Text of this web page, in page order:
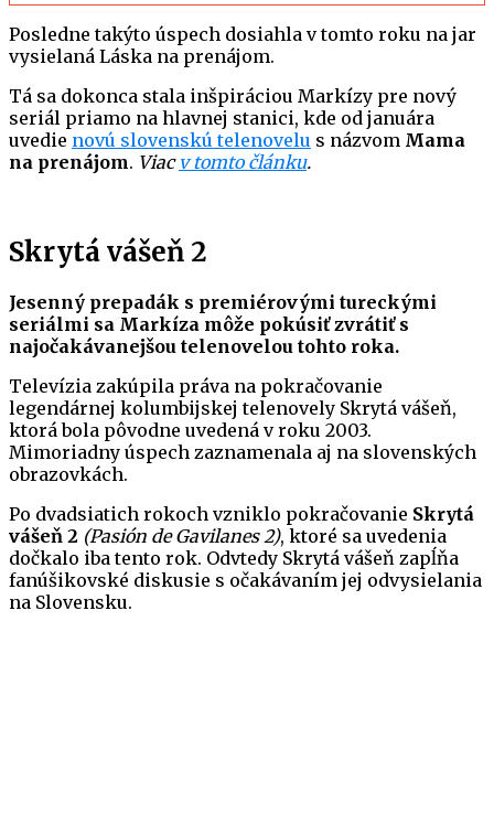
Posledne takýto úspech dosiahla v tomto roku na jar
vysielaná Láska na prenájom.
Tá sa dokonca stala inšpiráciou Markízy pre nový
seriál priamo na hlavnej stanici, kde od januára
uvedie novú slovenskú telenovelu s názvom Mama
na prenájom. Viac v tomto článku.
Skrytá vášeň 2
Jesenný prepadák s premiérovými tureckými
seriálmi sa Markíza môže pokúsiť zvrátiť s
najočakávanejšou telenovelou tohto roka.
Televízia zakúpila práva na pokračovanie
legendárnej kolumbijskej telenovely Skrytá vášeň,
ktorá bola pôvodne uvedená v roku 2003.
Mimoriadny úspech zaznamenala aj na slovenských
obrazovkách.
Po dvadsiatich rokoch vzniklo pokračovanie Skrytá
vášeň 2 (Pasión de Gavilanes 2), ktoré sa uvedenia
dočkalo iba tento rok. Odvtedy Skrytá vášeň zapĺňa
fanúšikovské diskusie s očakávaním jej odvysielania
na Slovensku.